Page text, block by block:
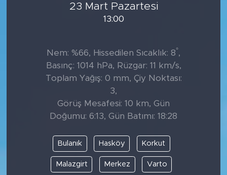
23 Mart Pazartesi
13:00
Nem: %66, Hissedilen Sıcaklık: 8°,
Basınç: 1014 hPa, Rüzgar: 11 km/s,
Toplam Yağış: 0 mm, Çiy Noktası:
3,
Görüş Mesafesi: 10 km, Gün
Doğumu: 6:13, Gün Batımı: 18:28
Bulanık Hasköy Korkut
Malazgirt Merkez Varto